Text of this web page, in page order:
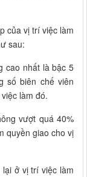
của vị trí việc làm
sau:
cao nhất là bậc 5
số biên chế viên
làm đó.
vượt quá 40%
quyền giao cho vị
ở vị trí việc làm